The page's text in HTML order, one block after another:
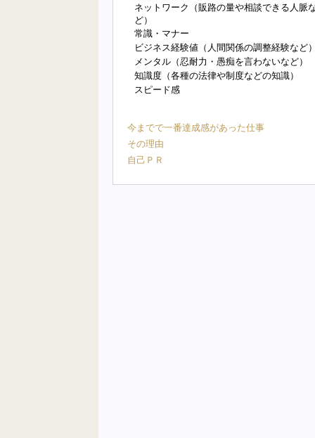
ネットワーク（販路の量や相談できる人脈
ど）
常識・マナー
ビジネス経験値（人間関係の調整経験など
メンタル（忍耐力・愚痴を言わないなど）
知識度（各種の法律や制度などの知識）
スピード感
今までで一番達成感があった仕事
その理由
自己ＰＲ